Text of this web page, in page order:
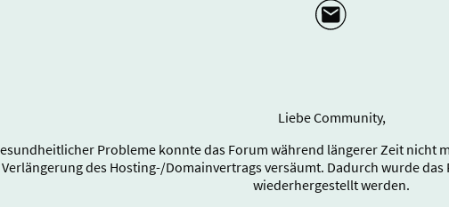
Liebe Community,
Probleme konnte das Forum während längerer Zeit nicht
des Hosting-/Domainvertrags versäumt. Dadurch wurde
wiederhergestellt werden.